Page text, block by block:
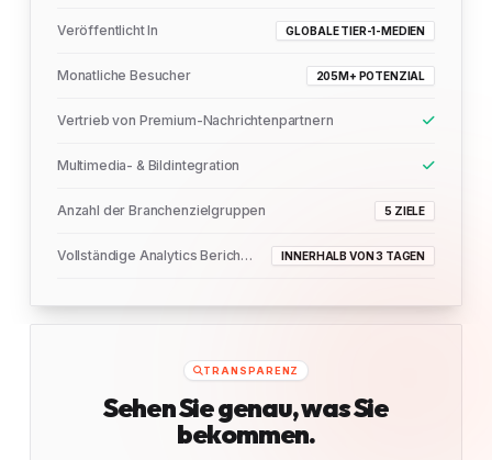
Veröffentlicht In GLOBALE TIER-1-MEDIEN
Monatliche Besucher 205M+ POTENZIAL
Vertrieb von Premium-Nachrichtenpartnern
Multimedia- & Bildintegration
Anzahl der Branchenzielgruppen 5 ZIELE
Vollständige Analytics Berichtszustellung INNERHALB VON 3 TAGEN
TRANSPARENZ
Sehen Sie genau, was Sie
bekommen.